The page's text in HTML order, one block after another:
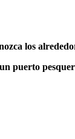
los
puerto